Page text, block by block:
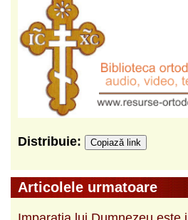
Distribuie: Copiază link
Articolele urmatoare